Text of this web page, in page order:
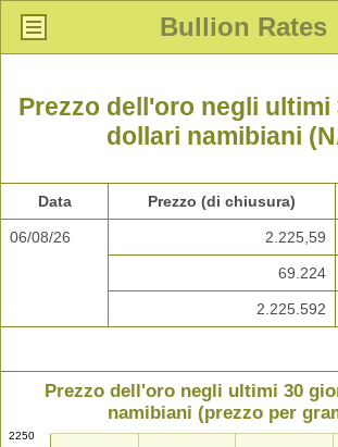
Bullion Rates
Prezzo dell'oro negli ultimi
dollari namibiani
Data Prezzo (di chiusura)
06/08/26 2.225,59
69.224
2.225.592
Prezzo dell'oro negli ultimi 30
namibiani (prezzo per
2250